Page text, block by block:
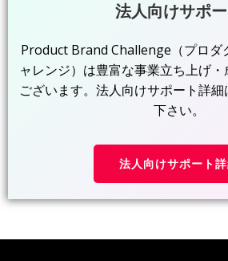
法人向けサポ
Product Brand Challenge（プロダ
ャレンジ）は豊富な事業立ち上げ
ございます。法人向けサポート詳
下さい。
法人向けサポート